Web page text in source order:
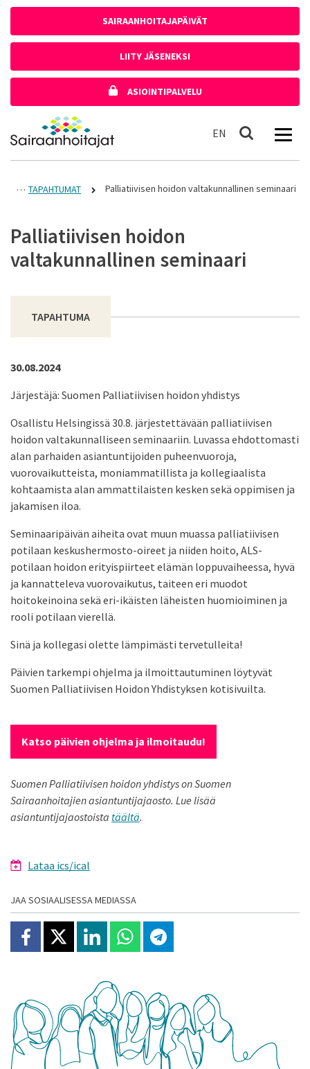
SAIRAANHOITAJAPÄIVÄT
LIITY JÄSENEKSI
ASIOINTIPALVELU
Etusivulle
EN In English
Haku
TAPAHTUMAT Palliatiivisen hoidon valtakunnallinen seminaari
Palliatiivisen hoidon
valtakunnallinen seminaari
TAPAHTUMA
30.08.2024
Järjestäjä: Suomen Palliatiivisen hoidon yhdistys
Osallistu Helsingissä 30.8. järjestettävään palliatiivisen
hoidon valtakunnalliseen seminaariin. Luvassa ehdottomasti
alan parhaiden asiantuntijoiden puheenvuoroja,
vuorovaikutteista, moniammatillista ja kollegiaalista
kohtaamista alan ammattilaisten kesken sekä oppimisen ja
jakamisen iloa.
Seminaaripäivän aiheita ovat muun muassa palliatiivisen
potilaan keskushermosto-oireet ja niiden hoito, ALS-
potilaan hoidon erityispiirteet elämän loppuvaiheessa, hyvä
ja kannatteleva vuorovaikutus, taiteen eri muodot
hoitokeinoina sekä eri-ikäisten läheisten huomioiminen ja
rooli potilaan vierellä.
Sinä ja kollegasi olette lämpimästi tervetulleita!
Päivien tarkempi ohjelma ja ilmoittautuminen löytyvät
Suomen Palliatiivisen Hoidon Yhdistyksen kotisivuilta.
Katso päivien ohjelma ja ilmoitaudu!
Suomen Palliatiivisen hoidon yhdistys on Suomen
Sairaanhoitajien asiantuntijajaosto. Lue lisää
asiantuntijajaostoista täältä.
Lataa ics/ical
JAA SOSIAALISESSA MEDIASSA
Jaa Facebookissa
Jaa X:ssäJaa Linkedinissä
Jaa Whatsappissa
Jaa Telegramissa